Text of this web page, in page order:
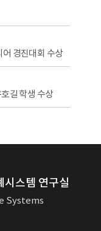
경진대회 수상
길 학생 수상
시스템 연구실
Systems